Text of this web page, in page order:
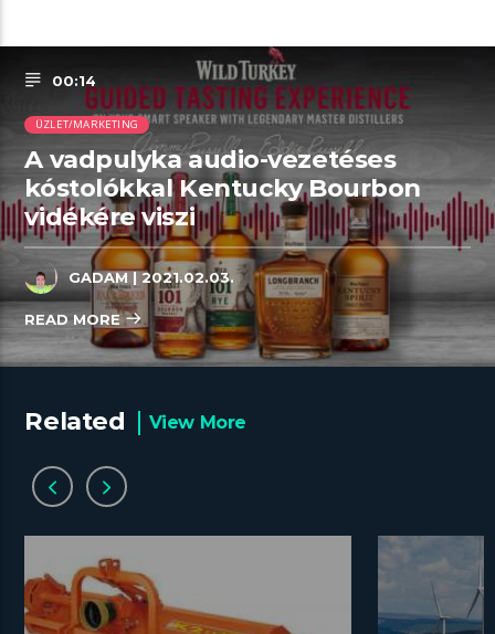
00:14
ÜZLET/MARKETING
A vadpulyka audio-vezetéses
kóstolókkal Kentucky Bourbon
vidékére viszi
GADAM| 2021.02.03.
READ MORE
Related View More